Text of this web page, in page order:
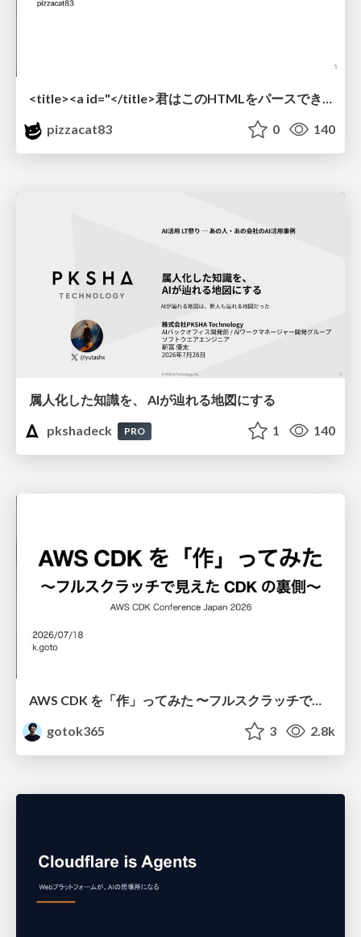
<title><a id="</title>君はこのHTMLをパースできるか"></a></title> #雑LT_study
pizzacat83
0 140
属人化した知識を、 AIが辿れる地図にする
pkshadeck
PRO 1 140
AWS CDK を「作」ってみた 〜フルスクラッチで見えた CDK の裏側〜 / aws-cdk-from-scratch
gotok365
3 2.8k